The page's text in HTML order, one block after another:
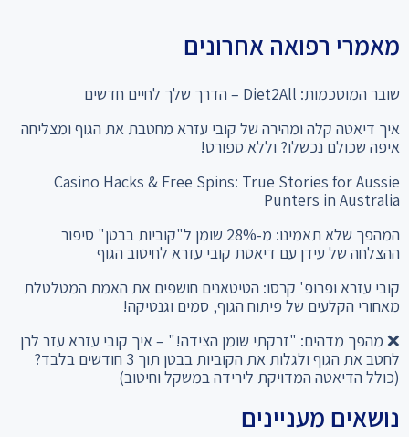
מאמרי רפואה אחרונים
שובר המוסכמות: Diet2All – הדרך שלך לחיים חדשים
איך דיאטה קלה ומהירה של קובי עזרא מחטבת את הגוף ומצליחה
איפה שכולם נכשלו? וללא ספורט!
Casino Hacks & Free Spins: True Stories for Aussie
Punters in Australia
המהפך שלא תאמינו: מ-28% שומן ל"קוביות בבטן" סיפור
ההצלחה של עידן עם דיאטת קובי עזרא לחיטוב הגוף
קובי עזרא ופרופ' קרסו: הטיטאנים חושפים את האמת המטלטלת
מאחורי הקלעים של פיתוח הגוף, סמים וגנטיקה!
❌ מהפך מדהים: "זרקתי שומן הצידה!" – איך קובי עזרא עזר לרן
לחטב את הגוף ולגלות את הקוביות בבטן תוך 3 חודשים בלבד?
(כולל הדיאטה המדויקת לירידה במשקל וחיטוב)
נושאים מעניינים